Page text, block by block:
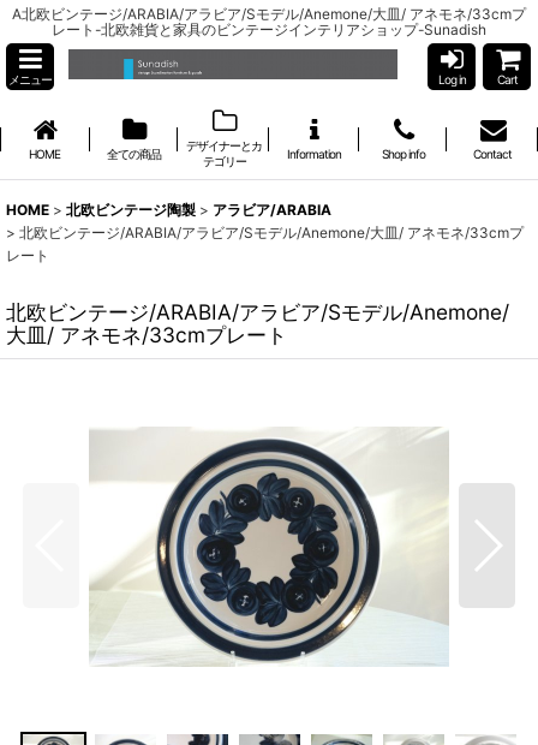
A北欧ビンテージ/ARABIA/アラビア/Sモデル/Anemone/大皿/ アネモネ/33cmプ
レート-北欧雑貨と家具のビンテージインテリアショップ-Sunadish
メニュー Log in Cart
HOME 全ての商品
デザイナーとカ
テゴリー
Information Shop info Contact
HOME > 北欧ビンテージ陶製 > アラビア/ARABIA
> 北欧ビンテージ/ARABIA/アラビア/Sモデル/Anemone/大皿/ アネモネ/33cmプ
レート
北欧ビンテージ/ARABIA/アラビア/Sモデル/Anemone/
大皿/ アネモネ/33cmプレート